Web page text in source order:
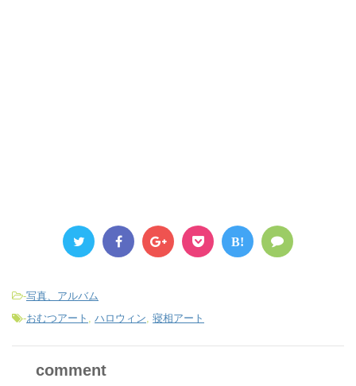
B!
-写真、アルバム
-おむつアート , ハロウィン, 寝相アート
comment